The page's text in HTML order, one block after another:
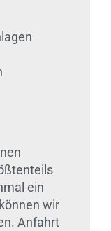
ein
wir
Anfahrt